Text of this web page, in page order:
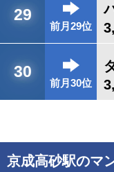
29
前月29位
30
前月30位
京成高砂駅のマ